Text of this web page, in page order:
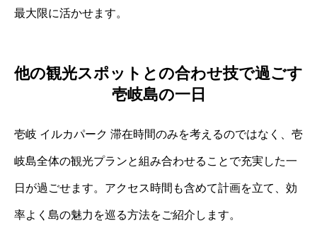
最大限に活かせます。
他の観光スポットとの合わせ技で過ごす
壱岐島の一日
壱岐 イルカパーク 滞在時間のみを考えるのではなく、壱
岐島全体の観光プランと組み合わせることで充実した一
日が過ごせます。アクセス時間も含めて計画を立て、効
率よく島の魅力を巡る方法をご紹介します。